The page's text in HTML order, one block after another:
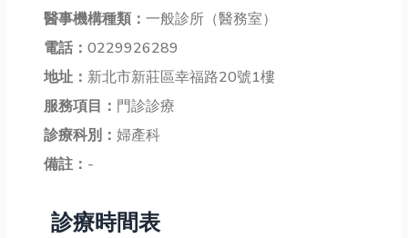
醫事機構種類： 一般診所（醫務室）
電話： 0229926289
地址： 新北市新莊區幸福路20號1樓
服務項目： 門診診療
診療科別： 婦產科
備註： -
診療時間表